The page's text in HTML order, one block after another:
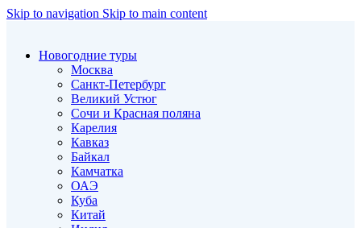
Skip to navigation Skip to main content
Новогодние туры
Москва
Санкт-Петербург
Великий Устюг
Сочи и Красная поляна
Карелия
Кавказ
Байкал
Камчатка
ОАЭ
Куба
Китай